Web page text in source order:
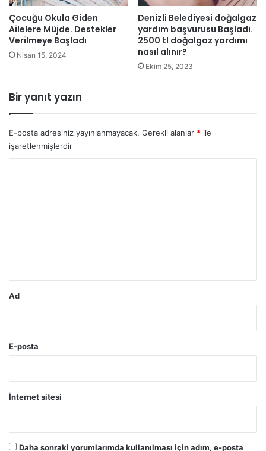
Çocuğu Okula Giden
Ailelere Müjde. Destekler
Verilmeye Başladı
Nisan 15, 2024
Denizli Belediyesi doğalgaz
yardım başvurusu Başladı.
2500 tl doğalgaz yardımı
nasıl alınır?
Ekim 25, 2023
Bir yanıt yazın
E-posta adresiniz yayınlanmayacak. Gerekli alanlar * ile
işaretlenmişlerdir
Ad
E-posta
İnternet sitesi
Daha sonraki yorumlarımda kullanılması için adım, e-posta